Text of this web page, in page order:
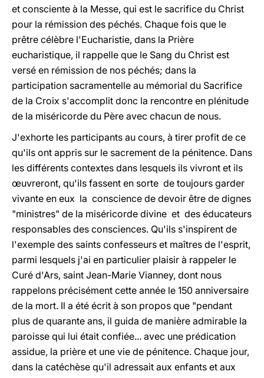
et consciente à la Messe, qui est le sacrifice du Christ
pour la rémission des péchés. Chaque fois que le
prêtre célèbre l'Eucharistie, dans la Prière
eucharistique, il rappelle que le Sang du Christ est
versé en rémission de nos péchés; dans la
participation sacramentelle au mémorial du Sacrifice
de la Croix s'accomplit donc la rencontre en plénitude
de la miséricorde du Père avec chacun de nous.
J'exhorte les participants au cours, à tirer profit de ce
qu'ils ont appris sur le sacrement de la pénitence. Dans
les différents contextes dans lesquels ils vivront et ils
œuvreront, qu'ils fassent en sorte de toujours garder
vivante en eux la conscience de devoir être de dignes
"ministres" de la miséricorde divine et des éducateurs
responsables des consciences. Qu'ils s'inspirent de
l'exemple des saints confesseurs et maîtres de l'esprit,
parmi lesquels j'ai en particulier plaisir à rappeler le
Curé d'Ars, saint Jean-Marie Vianney, dont nous
rappelons précisément cette année le 150 anniversaire
de la mort. Il a été écrit à son propos que "pendant
plus de quarante ans, il guida de manière admirable la
paroisse qui lui était confiée... avec une prédication
assidue, la prière et une vie de pénitence. Chaque jour,
dans la catéchèse qu'il adressait aux enfants et aux